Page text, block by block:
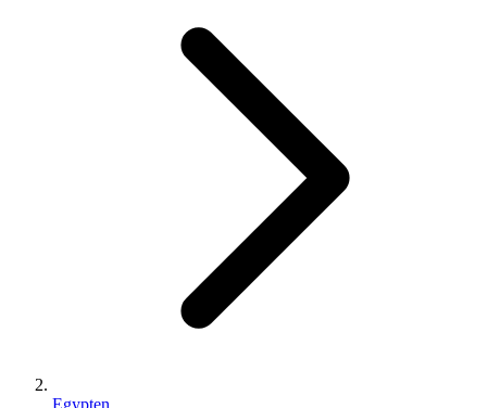
Egypten